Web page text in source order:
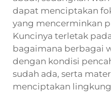
dapat menciptakan
yang mencerminkan
Kuncinya terletak
bagaimana berbagai
dengan kondisi
sudah ada, serta
menciptakan